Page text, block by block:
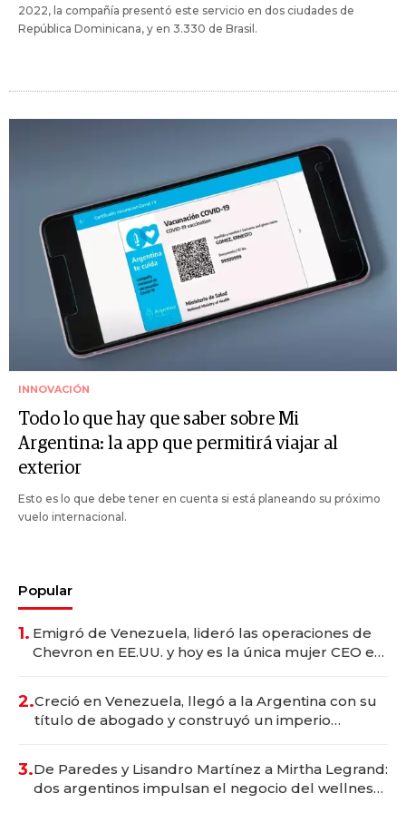
2022, la compañía presentó este servicio en dos ciudades de
República Dominicana, y en 3.330 de Brasil.
INNOVACIÓN
Todo lo que hay que saber sobre Mi
Argentina: la app que permitirá viajar al
exterior
Esto es lo que debe tener en cuenta si está planeando su próximo
vuelo internacional.
Popular
1. Emigró de Venezuela, lideró las operaciones de
Chevron en EE.UU. y hoy es la única mujer CEO en
2.Creció en Venezuela, llegó a la Argentina con su
título de abogado y construyó un imperio
3.De Paredes y Lisandro Martínez a Mirtha Legrand:
dos argentinos impulsan el negocio del wellness